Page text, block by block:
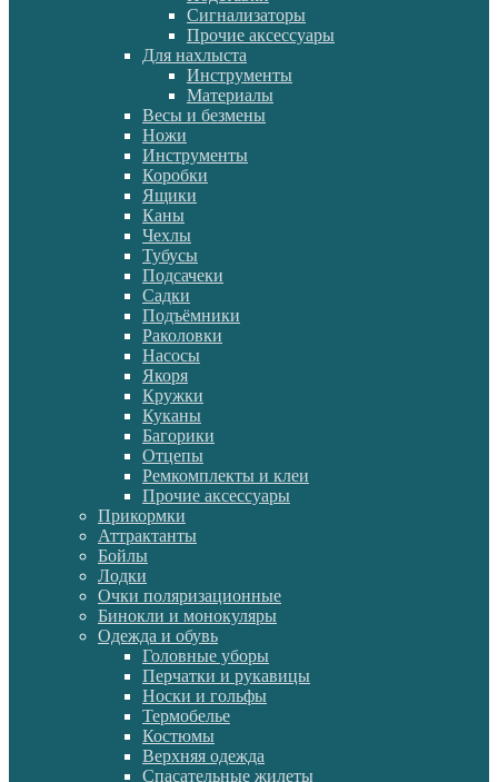
Сигнализаторы
Прочие аксессуары
Для нахлыста
Инструменты
Материалы
Весы и безмены
Ножи
Инструменты
Коробки
Ящики
Каны
Чехлы
Тубусы
Подсачеки
Садки
Подъёмники
Раколовки
Насосы
Якоря
Кружки
Куканы
Багорики
Отцепы
Ремкомплекты и клеи
Прочие аксессуары
Прикормки
Аттрактанты
Бойлы
Лодки
Очки поляризационные
Бинокли и монокуляры
Одежда и обувь
Головные уборы
Перчатки и рукавицы
Носки и гольфы
Термобелье
Костюмы
Верхняя одежда
Спасательные жилеты